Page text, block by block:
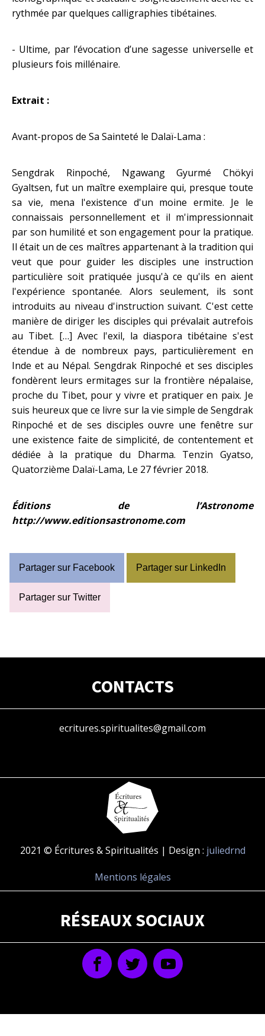
rythmée par quelques calligraphies tibétaines.
- Ultime, par l’évocation d’une sagesse universelle et
plusieurs fois millénaire.
Extrait :
Avant-propos de Sa Sainteté le Dalaï-Lama :
Sengdrak Rinpoché, Ngawang Gyurmé Chökyi
Gyaltsen, fut un maître exemplaire qui, presque toute
sa vie, mena l'existence d'un moine ermite. Je le
connaissais personnellement et il m'impressionnait
par son humilité et son engagement pour la pratique.
Il était un de ces maîtres appartenant à la tradition qui
veut que pour guider les disciples une instruction
particulière soit pratiquée jusqu'à ce qu'ils en aient
l'expérience spontanée. Alors seulement, ils sont
introduits au niveau d'instruction suivant. C'est cette
manière de diriger les disciples qui prévalait autrefois
au Tibet. […] Avec l'exil, la diaspora tibétaine s'est
étendue à de nombreux pays, particulièrement en
Inde et au Népal. Sengdrak Rinpoché et ses disciples
fondèrent leurs ermitages sur la frontière népalaise,
proche du Tibet, pour y vivre et pratiquer en paix. Je
suis heureux que ce livre sur la vie simple de Sengdrak
Rinpoché et de ses disciples ouvre une fenêtre sur
une existence faite de simplicité, de contentement et
dédiée à la pratique du Dharma. Tenzin Gyatso,
Quatorzième Dalaï-Lama, Le 27 février 2018.
Éditions de l’Astronome
http://www.editionsastronome.com
Partager sur Facebook Partager sur LinkedIn
Partager sur Twitter
CONTACTS
ecritures.spiritualites@gmail.com
2021 © Écritures & Spiritualités | Design : juliedrnd
Mentions légales
RÉSEAUX SOCIAUX